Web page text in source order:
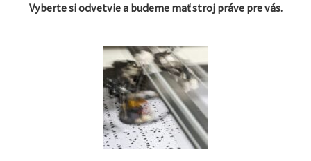
Vyberte si odvetvie a budeme mať stroj práve pre vás.